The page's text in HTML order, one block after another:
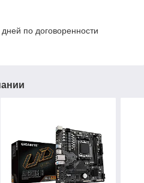
по договоренности